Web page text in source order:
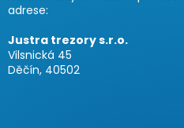
adrese:
Justra trezory s.r.o.
Vilsnická 45
Děčín, 40502